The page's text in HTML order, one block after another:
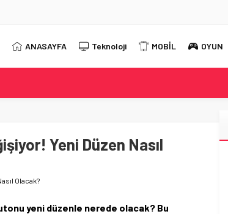
ANASAYFA Teknoloji MOBİL OYUN
Listesi
Monitörünü TanıttıYeni Düzen Nasıl
Olacak?
yeni düzenle nerede olacak? Bu